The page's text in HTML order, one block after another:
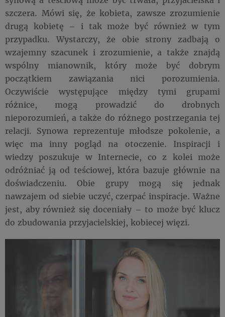
szczera. Mówi się, że kobieta, zawsze zrozumienie
drugą kobietę – i tak może być również w tym
przypadku. Wystarczy, że obie strony zadbają o
wzajemny szacunek i zrozumienie, a także znajdą
wspólny mianownik, który może być dobrym
początkiem zawiązania nici porozumienia.
Oczywiście występujące między tymi grupami
różnice, mogą prowadzić do drobnych
nieporozumień, a także do różnego postrzegania tej
relacji. Synowa reprezentuje młodsze pokolenie, a
więc ma inny pogląd na otoczenie. Inspiracji i
wiedzy poszukuje w Internecie, co z kolei może
odróżniać ją od teściowej, która bazuje głównie na
doświadczeniu. Obie grupy mogą się jednak
nawzajem od siebie uczyć, czerpać inspiracje. Ważne
jest, aby również się doceniały – to może być klucz
do zbudowania przyjacielskiej, kobiecej więzi.